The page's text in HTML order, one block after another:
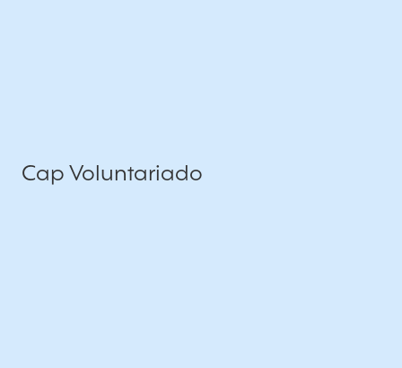
Cap Voluntariado